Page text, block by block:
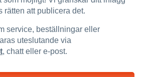
rätten att publicera det.
service, beställningar eller
uteslutande via
, chatt eller e-post.